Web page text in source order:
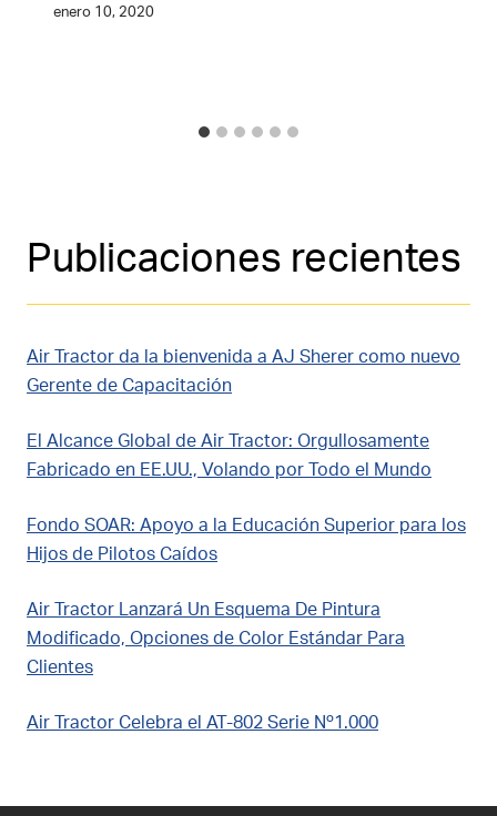
enero 10, 2020
Publicaciones recientes
Air Tractor da la bienvenida a AJ Sherer como nuevo
Gerente de Capacitación
El Alcance Global de Air Tractor: Orgullosamente
Fabricado en EE.UU., Volando por Todo el Mundo
Fondo SOAR: Apoyo a la Educación Superior para los
Hijos de Pilotos Caídos
Air Tractor Lanzará Un Esquema De Pintura
Modificado, Opciones de Color Estándar Para
Clientes
Air Tractor Celebra el AT-802 Serie Nº1.000